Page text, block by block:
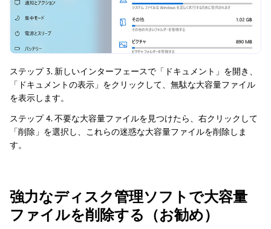
ステップ 3. 新しいインターフェースで「ドキュメント」を開き、
「ドキュメントの表示」をクリックして、無駄な大容量ファイル
を表示します。
ステップ 4. 不要な大容量ファイルを見つけたら、右クリックして
「削除」を選択し、これらの迷惑な大容量ファイルを削除しま
す。
強力なディスク管理ソフトで大容量
ファイルを削除する（お勧め）